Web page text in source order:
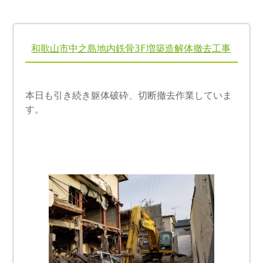
和歌山市中之島地内鉄骨3F増築造解体撤去工事
本日も引き続き躯体破砕、切断撤去作業していま
す。